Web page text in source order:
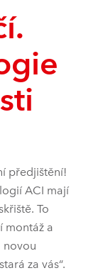
předjištění!
ACI mají
To
montáž a
novou
za vás“.